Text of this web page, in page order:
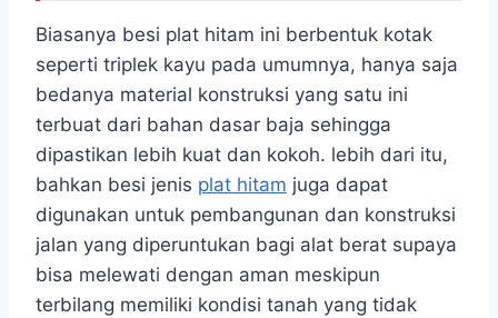
Biasanya besi plat hitam ini berbentuk kotak
seperti triplek kayu pada umumnya, hanya saja
bedanya material konstruksi yang satu ini
terbuat dari bahan dasar baja sehingga
dipastikan lebih kuat dan kokoh. lebih dari itu,
bahkan besi jenis plat hitam juga dapat
digunakan untuk pembangunan dan konstruksi
jalan yang diperuntukan bagi alat berat supaya
bisa melewati dengan aman meskipun
terbilang memiliki kondisi tanah yang tidak